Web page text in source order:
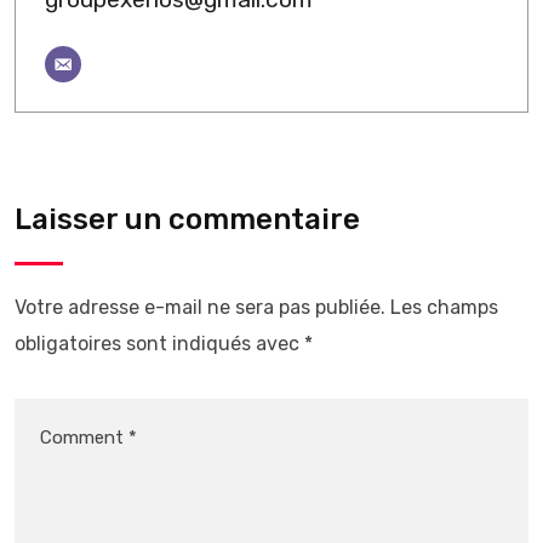
Laisser un commentaire
Votre adresse e-mail ne sera pas publiée. Les champs
obligatoires sont indiqués avec *